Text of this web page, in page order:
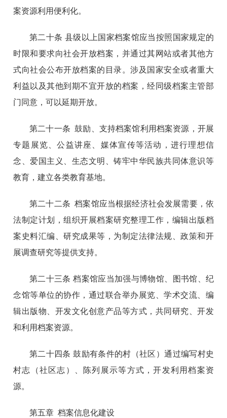
案资源利用便利化。
第二十条 县级以上国家档案馆应当按照国家规定的
时限和要求向社会开放档案，并通过其网站或者其他方
式向社会公布开放档案的目录。涉及国家安全或者重大
利益以及其他到期不宜开放的档案，经同级档案主管部
门同意，可以延期开放。
第二十一条 鼓励、支持档案馆利用档案资源，开展
专题展览、公益讲座、媒体宣传等活动，进行理想信
念、爱国主义、生态文明、铸牢中华民族共同体意识等
教育，建立各类教育基地。
第二十二条 档案馆应当根据经济社会发展需要，依
法制定计划，组织开展档案研究整理工作，编辑出版档
案史料汇编、研究成果等，为制定法律法规、政策和开
展调查研究等提供支持。
第二十三条 档案馆应当加强与博物馆、图书馆、纪
念馆等单位的协作，通过联合举办展览、学术交流、编
辑出版物、开发文化创意产品等方式，共同研究、开发
和利用档案资源。
第二十四条 鼓励有条件的村（社区）通过编写村史
村志（社区志）、陈列展示等方式，开发利用档案资
源。
第五章 档案信息化建设